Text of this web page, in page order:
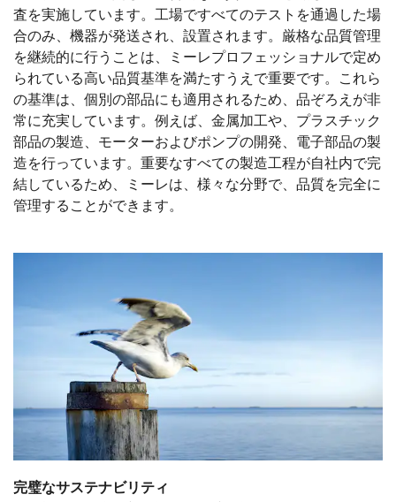
査を実施しています。工場ですべてのテストを通過した場
合のみ、機器が発送され、設置されます。厳格な品質管理
を継続的に行うことは、ミーレプロフェッショナルで定め
られている高い品質基準を満たすうえで重要です。これら
の基準は、個別の部品にも適用されるため、品ぞろえが非
常に充実しています。例えば、金属加工や、プラスチック
部品の製造、モーターおよびポンプの開発、電子部品の製
造を行っています。重要なすべての製造工程が自社内で完
結しているため、ミーレは、様々な分野で、品質を完全に
管理することができます。
完璧なサステナビリティ